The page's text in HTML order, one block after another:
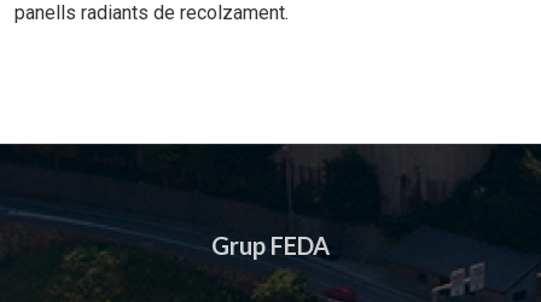
panells radiants de recolzament.
Grup FEDA